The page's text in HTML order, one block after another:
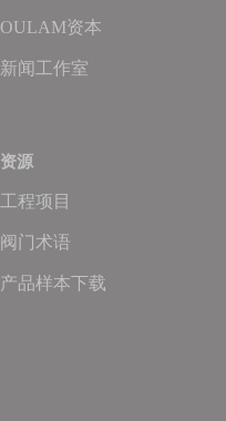
OULAM资本
新闻工作室
资源
工程项目
阀门术语
产品样本下载